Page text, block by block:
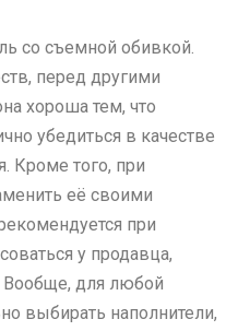
со съемной обивкой.
перед другими
хороша тем, что
убедиться в качестве
Кроме того, при
её своими
при
у продавца,
Вообще, для любой
выбирать наполнители,